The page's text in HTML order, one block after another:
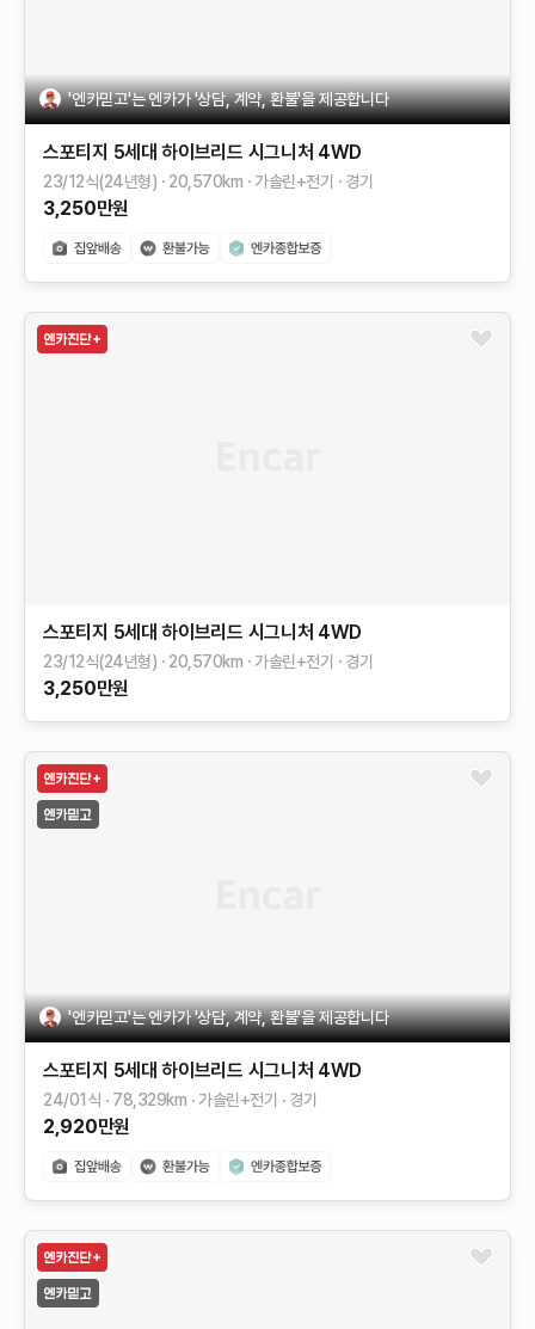
'엔카믿고'는 엔카가 '상담, 계약, 환불'을 제공합니다
스포티지 5세대 하이브리드 시그니처 4WD
23/12식(24년형) 20,570km 가솔린+전기 경기
3,250만원
스포티지 5세대 하이브리드 시그니처 4WD
23/12식(24년형) 20,570km 가솔린+전기 경기
3,250만원
'엔카믿고'는 엔카가 '상담, 계약, 환불'을 제공합니다
스포티지 5세대 하이브리드 시그니처 4WD
24/01식 78,329km 가솔린+전기 경기
2,920만원